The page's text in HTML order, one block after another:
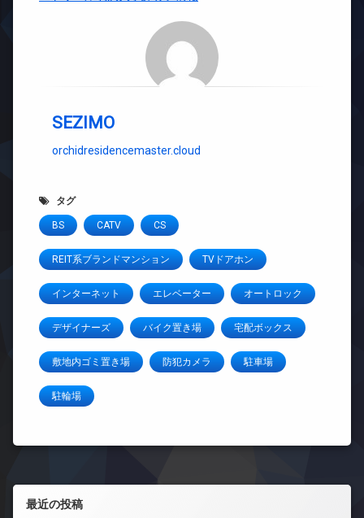
SEZIMO
orchidresidencemaster.cloud
タグ
BS CATV CS
REIT系ブランドマンション TVドアホン
インターネット エレベーター オートロック
デザイナーズ バイク置き場 宅配ボックス
敷地内ゴミ置き場 防犯カメラ 駐車場
駐輪場
左サイドバー
最近の投稿